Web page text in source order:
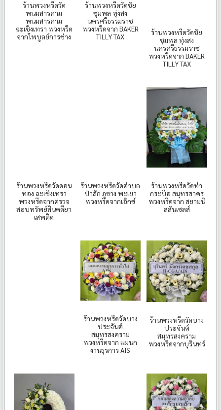
ร้านพวงหรีดวัด
พนมสารคาม
พนมสารคาม
ฉะเชิงเทรา พวงหรีด
จากไพบูลย์การช่าง
ร้านพวงหรีดวัดชัย
ชุมพล ทุ่งสง
นครศรีธรรมราช
พวงหรีดจาก BAKER
TILLY TAX
ร้านพวงหรีดวัดชัย
ชุมพล ทุ่งสง
นครศรีธรรมราช
พวงหรีดจาก BAKER
TILLY TAX
ร้านพวงหรีดวัดดอน
ทอง ฉะเชิงเทรา
พวงหรีดจากตรวจ
สอบทรัพย์สินคดียา
เสพติด
ร้านพวงหรีดวัดตำบล
ป่าสัก ภูซาง พะเยา
พวงหรีดจากเอ๊กซ์
ร้านพวงหรีดวัดท่า
กระบือ สมุทรสาคร
พวงหรีดจาก สยามนิ
สสันเซลส์
ร้านพวงหรีดวัดบาง
ประจันต์
สมุทรสงคราม
พวงหรีดจาก แผนก
งานธุรการ AIS
ร้านพวงหรีดวัดบาง
ประจันต์
สมุทรสงคราม
พวงหรีดจากบุรินทร์